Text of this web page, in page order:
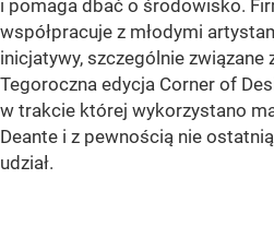
i pomaga dbać o środowisko.
współpracuje z młodymi
inicjatywy, szczególnie
Tegoroczna edycja Corner of
w trakcie której wykorzystano
Deante i z pewnością nie
udział.